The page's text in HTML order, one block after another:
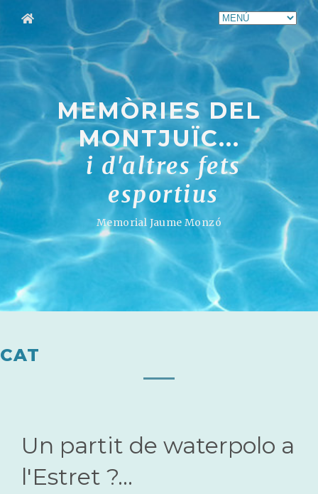
MEMÒRIES DEL
MONTJUÏC...
i d'altres fets
esportius
Memorial Jaume Monzó
CAT
Un partit de waterpolo a
l'Estret ?...